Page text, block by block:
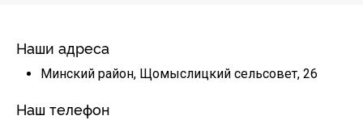
Наши адреса
Минский район, Щомыслицкий сельсовет, 26
Наш телефон